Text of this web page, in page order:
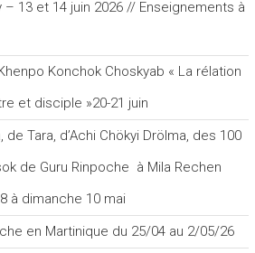
– 13 et 14 juin 2026 // Enseignements à
Konchok Choskyab « La rélation
et disciple »20-21 juin
Tara, d’Achi Chökyi Drölma, des 100
de Guru Rinpoche à Mila Rechen
à dimanche 10 mai
en Martinique du 25/04 au 2/05/26